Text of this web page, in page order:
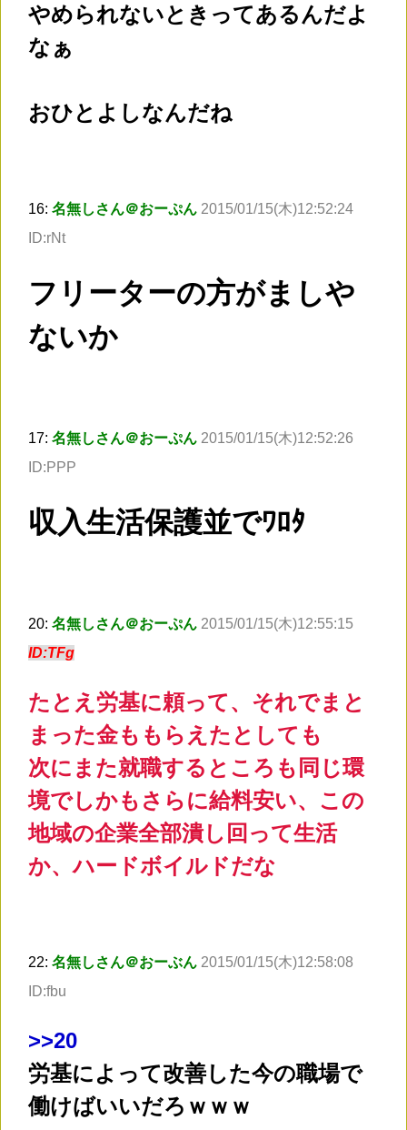
やめられないときってあるんだよ
なぁ
おひとよしなんだね
16: 名無しさん＠おーぷん 2015/01/15(木)12:52:24
ID:rNt
フリーターの方がましや
ないか
17: 名無しさん＠おーぷん 2015/01/15(木)12:52:26
ID:PPP
収入生活保護並でﾜﾛﾀ
20: 名無しさん＠おーぷん 2015/01/15(木)12:55:15
ID:TFg
たとえ労基に頼って、それでまと
まった金ももらえたとしても
次にまた就職するところも同じ環
境でしかもさらに給料安い、この
地域の企業全部潰し回って生活
か、ハードボイルドだな
22: 名無しさん＠おーぶん 2015/01/15(木)12:58:08
ID:fbu
>>20
労基によって改善した今の職場で
働けばいいだろｗｗｗ